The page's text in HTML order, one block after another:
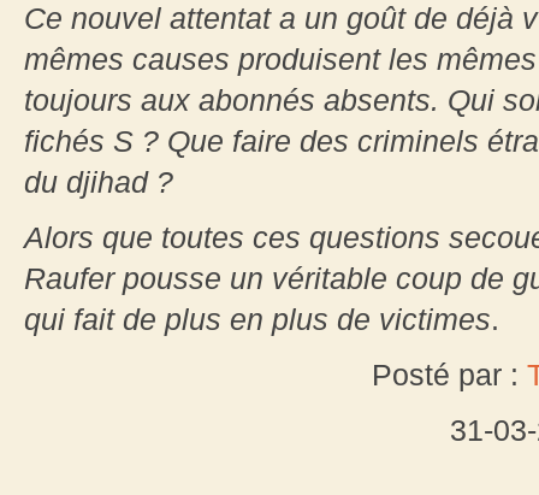
Ce nouvel attentat a un goût de déjà
mêmes causes produisent les
toujours aux abonnés absents. Qui
fichés S ? Que faire des criminels
du djihad ?
Alors que toutes ces questions
Raufer pousse un véritable coup de
qui fait de plus en plus de victimes.
Posté par :
31-